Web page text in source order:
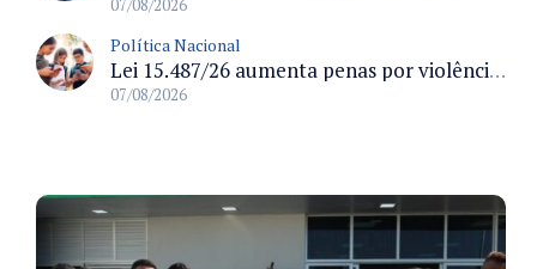
Política Nacional
Lei 15.487/26 aumenta penas por violência sexual digital contra crianças e adolescentes e autoriza ronda virtual para investigação
07/08/2026